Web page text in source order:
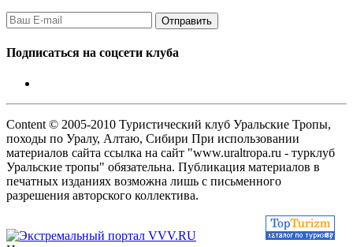
Подписаться на соцсети клуба
Content © 2005-2010 Туристический клуб Уральские Тропы,
походы по Уралу, Алтаю, Сибири При использовании
материалов сайта ссылка на сайт "www.uraltropa.ru - турклуб
Уральские тропы" обязательна. Публикация материалов в
печатных изданиях возможна лишь с письменного
разрешения авторского коллектива.